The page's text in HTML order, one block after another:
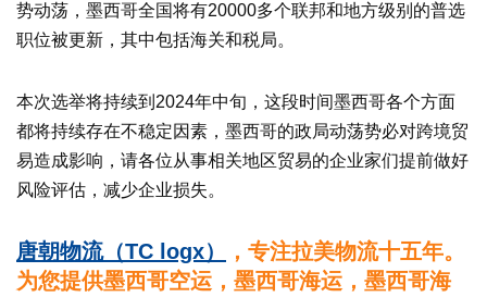
势动荡，墨西哥全国将有20000多个联邦和地方级别的普选
职位被更新，其中包括海关和税局。
本次选举将持续到2024年中旬，这段时间墨西哥各个方面
都将持续存在不稳定因素，墨西哥的政局动荡势必对跨境贸
易造成影响，请各位从事相关地区贸易的企业家们提前做好
风险评估，减少企业损失。
唐朝物流（TC logx）
，专注拉美物流十五年。
为您提供墨西哥空运，墨西哥海运，墨西哥海